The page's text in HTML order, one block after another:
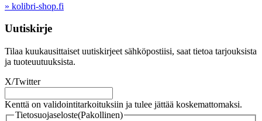
» kolibri-shop.fi
Uutiskirje
Tilaa kuukausittaiset uutiskirjeet sähköpostiisi, saat tietoa tarjouksista
ja tuoteuutuuksista.
X/Twitter
Kenttä on validointitarkoituksiin ja tulee jättää koskemattomaksi.
Tietosuojaseloste(Pakollinen)